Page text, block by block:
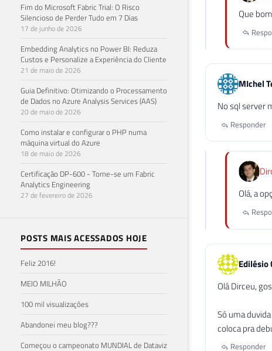
Fim do Microsoft Fabric Trial: O Risco
Silencioso de Perder Tudo em 7 Dias
17 de junho de 2026
Embedding Analytics no Power BI: Reduza
Custos e Personalize a Experiência do Cliente
21 de maio de 2026
Guia Definitivo: Otimizando o Processamento
de Dados no Azure Analysis Services (AAS)
20 de maio de 2026
Como instalar e configurar o PHP numa
máquina virtual do Azure
18 de maio de 2026
Certificação DP-600 - Torne-se um Fabric
Analytics Engineering
27 de fevereiro de 2026
POSTS MAIS ACESSADOS HOJE
Feliz 2016!
MEIO MILHÃO
100 mil visualizações
Abandonei meu blog???
Começou o campeonato MUNDIAL de Dataviz
Que
MIchel
No sql server
Responder
Olá, a
Edilésio
Olá Dirceu,
Só uma
coloca pra
Responder